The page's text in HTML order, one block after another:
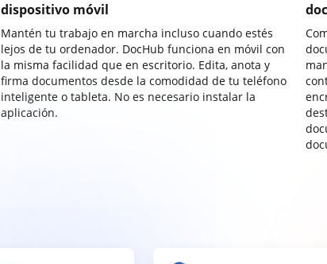
dispositivo móvil
Mantén tu trabajo en marcha incluso cuando estés
lejos de tu ordenador. DocHub funciona en móvil con
la misma facilidad que en escritorio. Edita, anota y
firma documentos desde la comodidad de tu teléfono
inteligente o tableta. No es necesario instalar la
aplicación.